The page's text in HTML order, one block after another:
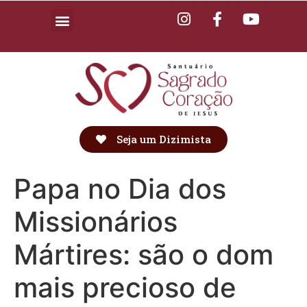
Seja um Dizimista
Papa no Dia dos
Missionários
Mártires: são o dom
mais precioso de